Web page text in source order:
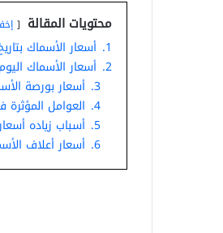
محتويات المقالة
1. أسعار الأسماك
2. أسعار الأسماك
3. أسعار بورصة
4. العوامل
5. أسباب زياده
6. أسعار أعلاف